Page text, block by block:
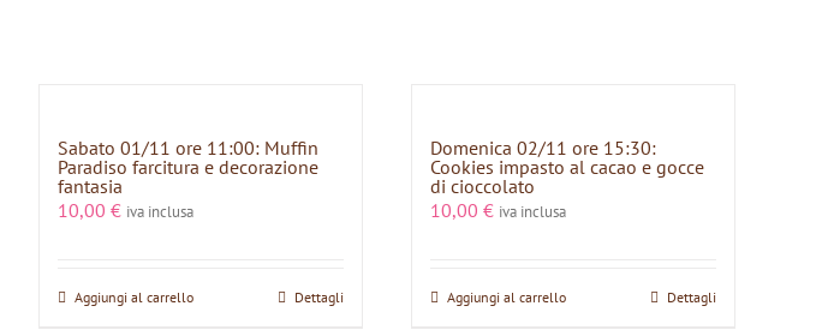
Sabato 01/11 ore 11:00: Muffin
Paradiso farcitura e decorazione
fantasia
10,00 € iva inclusa
Aggiungi al carrello Dettagli
Domenica 02/11 ore 15:30:
Cookies impasto al cacao e gocce
di cioccolato
10,00 € iva inclusa
Aggiungi al carrello Dettagli